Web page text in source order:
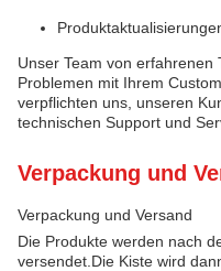
Unser Team von erfahrenen
Problemen mit Ihrem
verpflichten uns, unseren
technischen Support und
Verpackung und
Verpackung und Versand
Die Produkte werden nach
versendet.Die Kiste wird